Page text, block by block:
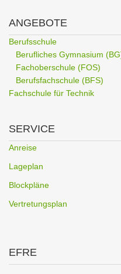
ANGEBOTE
Berufsschule
Berufliches Gymnasium
Fachoberschule (FOS)
Berufsfachschule (BFS)
Fachschule für Technik
SERVICE
Anreise
Lageplan
Blockpläne
Vertretungsplan
EFRE